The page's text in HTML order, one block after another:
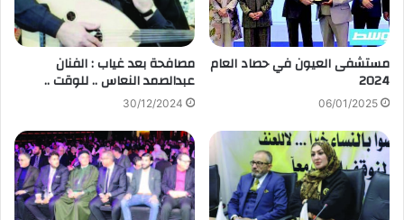
مستشفى العيون في حصاد العام
2024
06/01/2025
مصافحة بعد غياب : الفنان
عبدالصمد النعاس .. للوقت ..
30/12/2024